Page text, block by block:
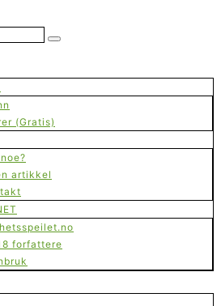
(Gratis)
artikkel
forfattere